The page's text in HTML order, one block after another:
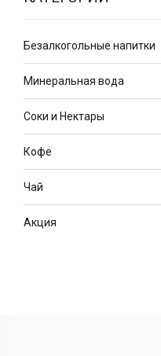
Безалкогольные напитки
Минеральная вода
Соки и Нектары
Кофе
Чай
Акция